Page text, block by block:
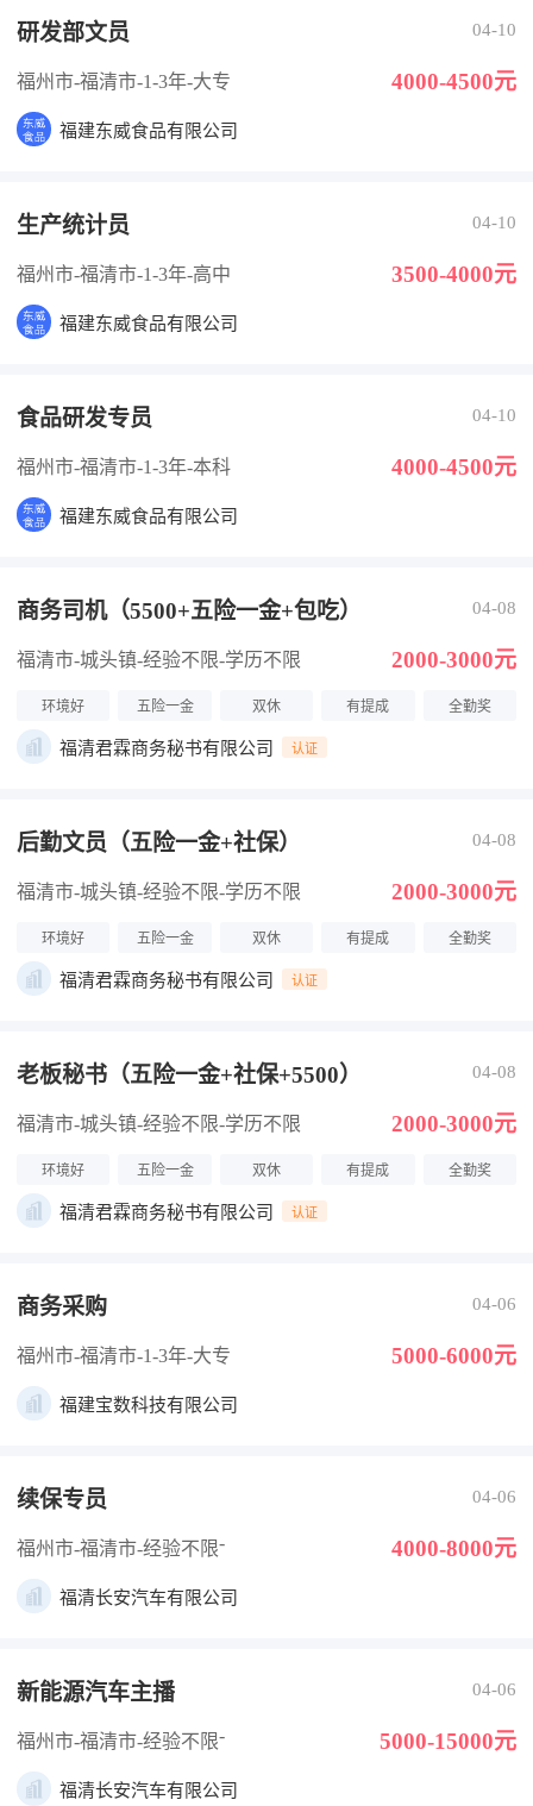
研发部文员 04-10
福州市-福清市-1-3年-大专 4000-4500元
福建东威食品有限公司
生产统计员 04-10
福州市-福清市-1-3年-高中 3500-4000元
福建东威食品有限公司
食品研发专员 04-10
福州市-福清市-1-3年-本科 4000-4500元
福建东威食品有限公司
商务司机（5500+五险一金+包吃） 04-08
福清市-城头镇-经验不限-学历不限 2000-3000元
环境好 五险一金 双休 有提成 全勤奖
福清君霖商务秘书有限公司 认证
后勤文员（五险一金+社保） 04-08
福清市-城头镇-经验不限-学历不限 2000-3000元
环境好 五险一金 双休 有提成 全勤奖
福清君霖商务秘书有限公司 认证
老板秘书（五险一金+社保+5500） 04-08
福清市-城头镇-经验不限-学历不限 2000-3000元
环境好 五险一金 双休 有提成 全勤奖
福清君霖商务秘书有限公司 认证
商务采购 04-06
福州市-福清市-1-3年-大专 5000-6000元
福建宝数科技有限公司
续保专员 04-06
福州市-福清市-经验不限- 4000-8000元
福清长安汽车有限公司
新能源汽车主播 04-06
福州市-福清市-经验不限- 5000-15000元
福清长安汽车有限公司